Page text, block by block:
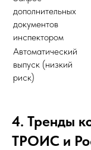
дополнительных
документов
инспектором
Автоматический
выпуск (низкий
риск)
4. Тренды
ТРОИС и